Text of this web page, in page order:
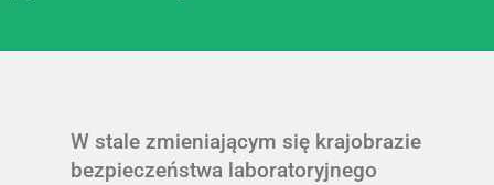
W stale zmieniającym się krajobrazie
bezpieczeństwa laboratoryjnego